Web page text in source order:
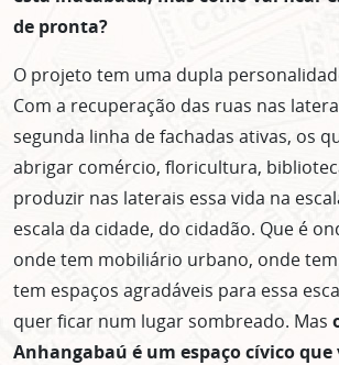
de pronta?
O projeto tem uma dupla
Com a recuperação das ruas nas
segunda linha de fachadas ativas, os
abrigar comércio, floricultura,
produzir nas laterais essa vida na
escala da cidade, do cidadão. Que é
onde tem mobiliário urbano, onde
tem espaços agradáveis para essa
quer ficar num lugar sombreado. Mas
Anhangabaú é um espaço cívico que